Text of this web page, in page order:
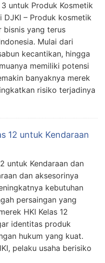
3 untuk Produk Kosmetik
DJKI – Produk kosmetik
bisnis yang terus
Mulai dari
kecantikan, hingga
memiliki potensi
banyaknya merek
risiko terjadinya
12 untuk Kendaraan
untuk Kendaraan dan
dan aksesorinya
kebutuhan
persaingan yang
HKI Kelas 12
identitas produk
hukum yang kuat.
pelaku usaha berisiko